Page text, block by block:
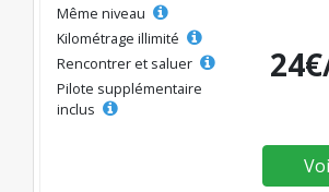
Même niveau
Kilométrage illimité
Rencontrer et saluer
Pilote supplémentaire
inclus